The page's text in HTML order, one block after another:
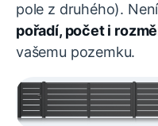
pole z druhého).
pořadí, počet i
vašemu pozemku.